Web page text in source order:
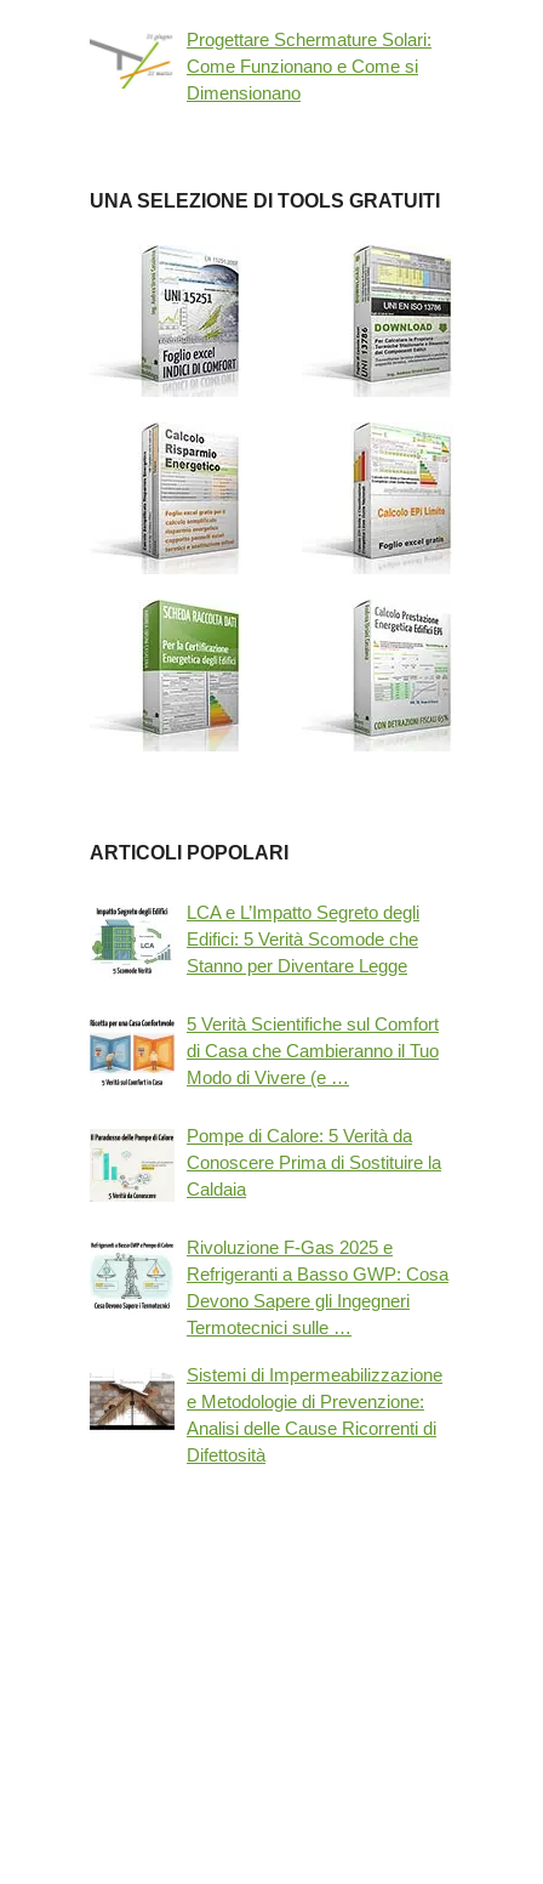
Progettare Schermature Solari:
Come Funzionano e Come si
Dimensionano
UNA SELEZIONE DI TOOLS GRATUITI
ARTICOLI POPOLARI
LCA e L’Impatto Segreto degli
Edifici: 5 Verità Scomode che
Stanno per Diventare Legge
5 Verità Scientifiche sul Comfort
di Casa che Cambieranno il Tuo
Modo di Vivere (e …
Pompe di Calore: 5 Verità da
Conoscere Prima di Sostituire la
Caldaia
Rivoluzione F-Gas 2025 e
Refrigeranti a Basso GWP: Cosa
Devono Sapere gli Ingegneri
Termotecnici sulle …
Sistemi di Impermeabilizzazione
e Metodologie di Prevenzione:
Analisi delle Cause Ricorrenti di
Difettosità